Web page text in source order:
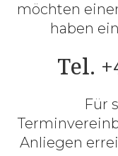
möchten
haben
Tel.
Für
Anliegen